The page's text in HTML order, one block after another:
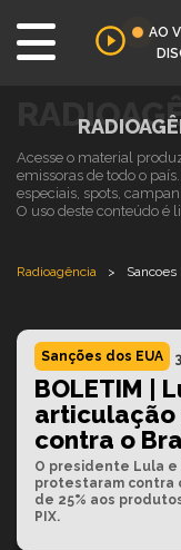
AO
Acesse o material
emissoras de todo o
especiais, spots,
O uso deste conteúdo é
Radioagência > Sancoes
Sanções dos EUA
BOLETIM |
articulação
contra o
O presidente Lula e
protestaram contra
de 25% aos
PIX.